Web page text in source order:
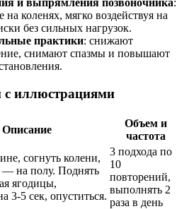
и выпрямления позвоночника:
коленях, мягко воздействуя на
без сильных нагрузок.
практики: снижают
снимают спазмы и повышают
иллюстрациями
Описание
Объем и
частота
согнуть колени,
— на полу. Поднять
ягодицы,
3-5 сек, опуститься.
3 подхода по
10
повторений,
выполнять 2
раза в день